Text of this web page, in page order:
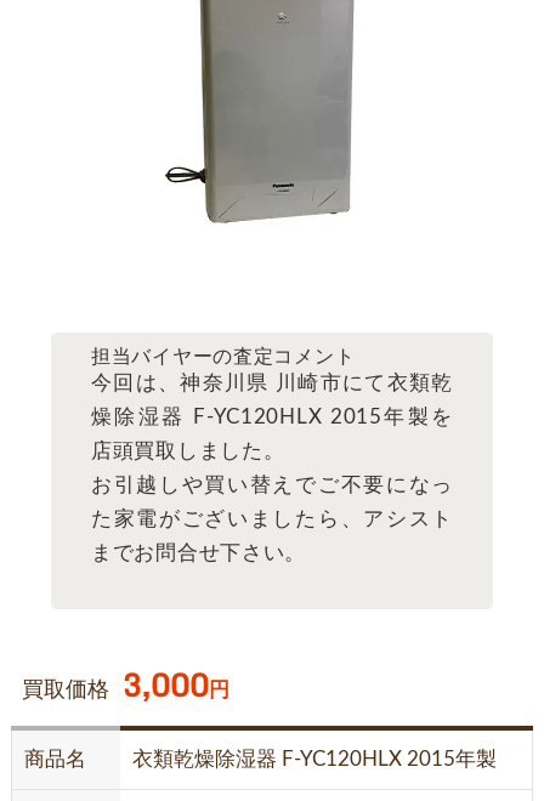
担当バイヤーの査定コメント
今回は、神奈川県 川崎市にて衣類乾
燥除湿器 F-YC120HLX 2015年製を
店頭買取しました。
お引越しや買い替えでご不要になっ
た家電がございましたら、アシスト
までお問合せ下さい。
買取価格 3,000円
商品名 衣類乾燥除湿器 F-YC120HLX 2015年製